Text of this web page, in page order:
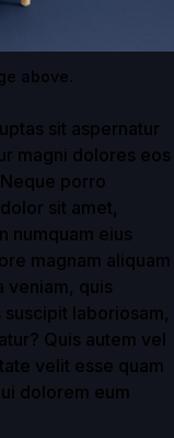
above.
sit aspernatur
magni dolores eos
porro
sit amet,
numquam eius
magnam aliquam
veniam, quis
laboriosam,
Quis autem vel
velit esse quam
dolorem eum